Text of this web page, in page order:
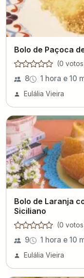
Bolo de Paçoca
(0 votos
8 1 hora e 10
Eulália Vieira
Bolo de Laranja
Siciliano
(0 votos
9 1 hora e 10
Eulália Vieira